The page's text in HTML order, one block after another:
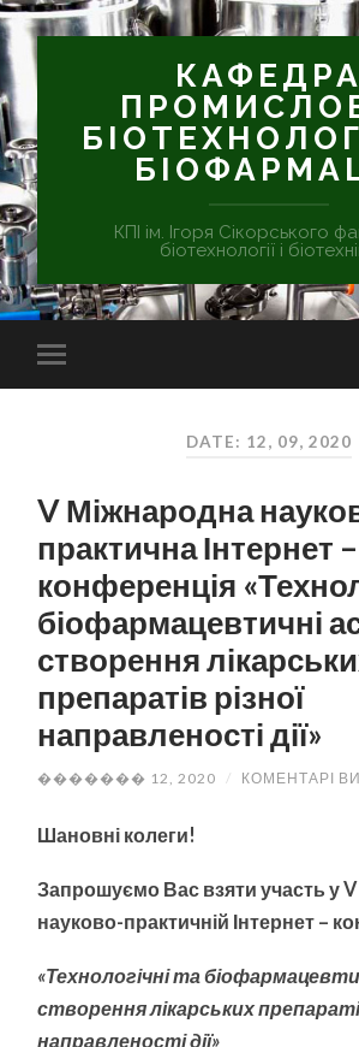
КАФЕДРА
КПІ ім. Ігоря Сікорського
біотехнології і
DATE: 12, 09, 2020
V Міжнародна
практична Інтернет –
конференція
біофармацевтичні
створення
препаратів різної
направленості дії»
������� 12, 2020 / КОМЕНТАРІ
Шановні колеги!
Запрошуємо Вас взяти участь у V
науково-практичній Інтернет –
«Технологічні та
створення лікарських
направленості дії»